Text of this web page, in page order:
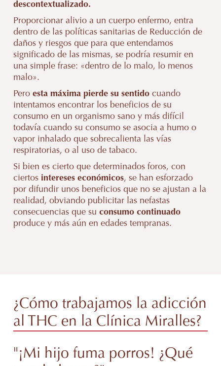
descontextualizado.
Proporcionar alivio a un cuerpo enfermo, entra
dentro de las políticas sanitarias de Reducción de
daños y riesgos que para que entendamos
significado de las mismas, se podría resumir en
una simple frase: «dentro de lo malo, lo menos
malo».
Pero esta máxima pierde su sentidocuando
intentamos encontrar los beneficios de su
consumo en un organismo sano y más difícil
todavía cuando su consumo se asocia a humo o
vapor inhalado que sobrecalienta las vías
respiratorias, o al uso de tabaco.
Si bien es cierto que determinados foros, con
ciertos intereses económicos, se han esforzado
por difundir unos beneficios que no se ajustan a la
realidad, obviando publicitar las nefastas
consecuencias que su consumo continuado
produce y más aún en edades tempranas.
¿Cómo trabajamos la adicción
al THC en la Clínica Miralles?
En Clínica Miralles te ayudaremos a ser
consciente de las dificultades que interpone en
"¡Mi hijo fuma porros! ¿Qué